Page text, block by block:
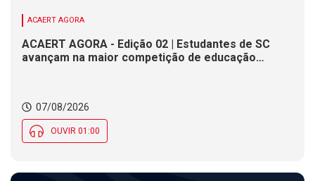
ACAERT AGORA
ACAERT AGORA - Edição 02 | Estudantes de SC
avançam na maior competição de educação
Social nesta sexta (7)
07/08/2026
OUVIR 01:00